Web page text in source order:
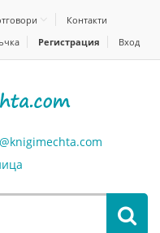
Контакти
Регистрация Вход
knigimechta.com